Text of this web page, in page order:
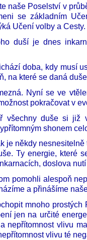
naše Poselství v
se základním
Učení volby a Cesty.
duší je dnes
doba, kdy musí
na které se daná
Nyní se ve
pokračovat v
všechny duše si již
shonem
je někdy
Ty energie, které
doslova
pomohli alespoň
a přinášíme
mnoho prostých
jen na určité
nepřítomnost vlivu
vlivu té